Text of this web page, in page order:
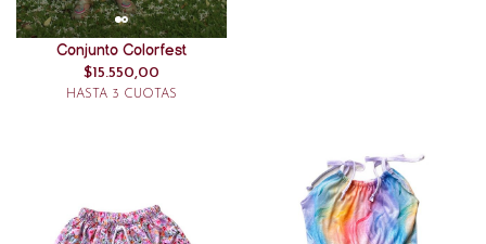
Conjunto Colorfest
$15.550,00
HASTA 3 CUOTAS